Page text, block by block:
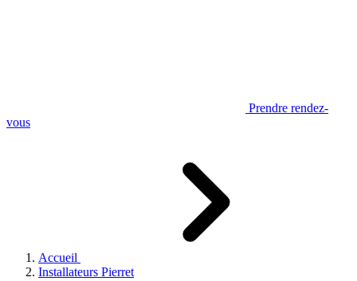
Prendre rendez-
vous
Accueil
Installateurs Pierret